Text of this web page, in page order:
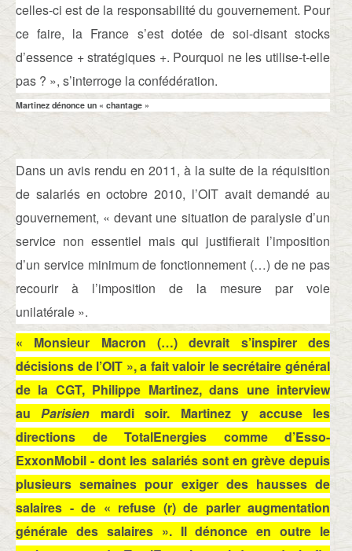
celles-ci est de la responsabilité du gouvernement. Pour
ce faire, la France s’est dotée de soi-disant stocks
d’essence + stratégiques +. Pourquoi ne les utilise-t-elle
pas ? », s’interroge la confédération.
Martinez dénonce un « chantage »
Dans un avis rendu en 2011, à la suite de la réquisition
de salariés en octobre 2010, l’OIT avait demandé au
gouvernement, « devant une situation de paralysie d’un
service non essentiel mais qui justifierait l’imposition
d’un service minimum de fonctionnement (…) de ne pas
recourir à l’imposition de la mesure par voie
unilatérale ».
« Monsieur Macron (…) devrait s’inspirer des
décisions de l’OIT », a fait valoir le secrétaire général
de la CGT, Philippe Martinez, dans une interview
auParisien mardi soir. Martinez y accuse les
directions de TotalEnergies comme d’Esso-
ExxonMobil - dont les salariés sont en grève depuis
plusieurs semaines pour exiger des hausses de
salaires - de « refuse (r) de parler augmentation
générale des salaires ». Il dénonce en outre le